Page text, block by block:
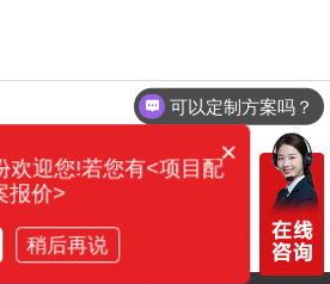
可以定制方案吗？
×
欢迎您!若您有<项目配
报价>
稍后再说